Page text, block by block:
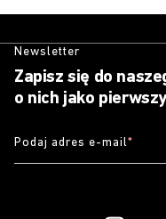
Newsletter
Zapisz się do
o nich jako
Podaj adres e-mail*